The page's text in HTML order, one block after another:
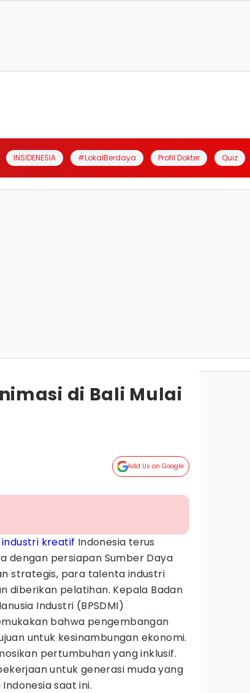
INSIDENESIA #LokalBerdaya Profil Dokter Quiz
di Bali Mulai
Add Us on Google
industri kreatif Indonesia terus
dengan persiapan Sumber Daya
strategis, para talenta industri
diberikan pelatihan. Kepala Badan
Industri (BPSDMI)
bahwa pengembangan
untuk kesinambungan ekonomi.
pertumbuhan yang inklusif.
untuk generasi muda yang
saat ini.